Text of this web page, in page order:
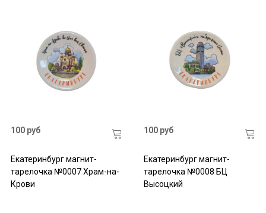
100 руб
Екатеринбург магнит-
тарелочка №0007 Храм-на-
Крови
100 руб
Екатеринбург магнит-
тарелочка №0008 БЦ
Высоцкий